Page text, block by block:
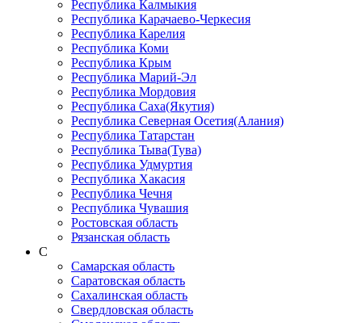
Республика Калмыкия
Республика Карачаево-Черкеcия
Республика Карелия
Республика Коми
Республика Крым
Республика Марий-Эл
Республика Мордовия
Республика Саха(Якутия)
Республика Северная Осетия(Алания)
Республика Татарстан
Республика Тыва(Тува)
Республика Удмуртия
Республика Хакасия
Республика Чечня
Республика Чувашия
Ростовская область
Рязанская область
С
Самарская область
Саратовская область
Сахалинская область
Свердловская область